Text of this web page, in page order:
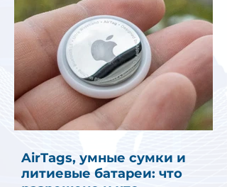
AirTags, умные сумки и
литиевые батареи: что